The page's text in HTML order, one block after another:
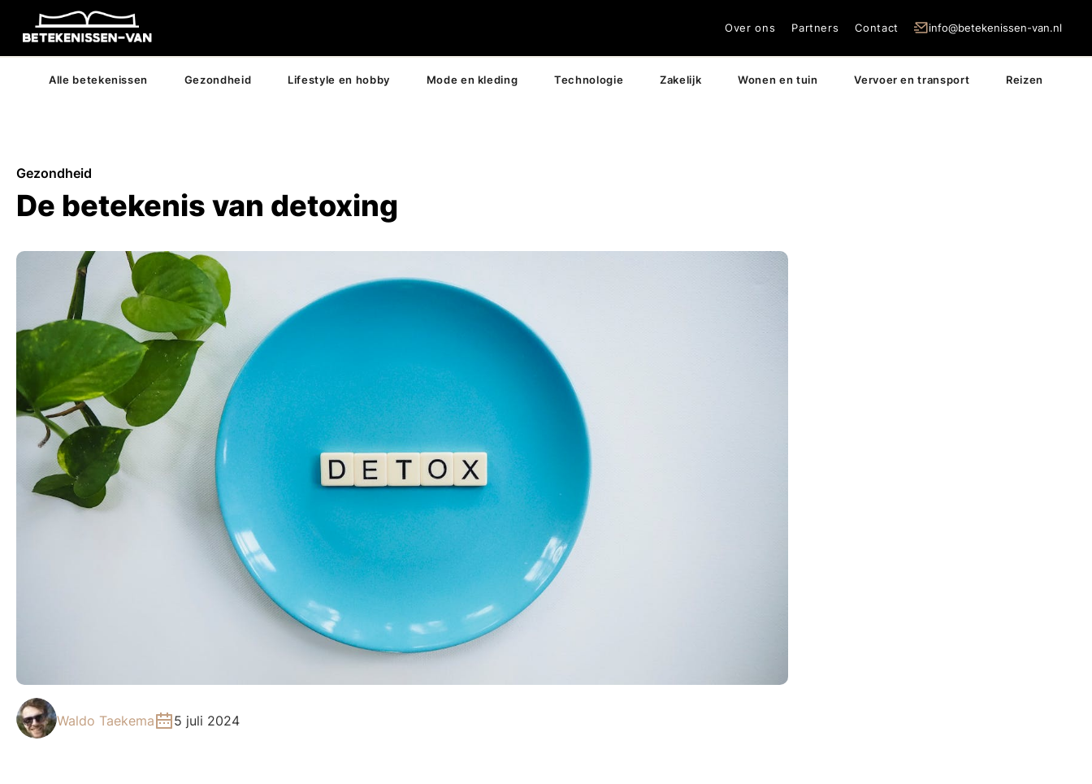
Over ons Partners Contact info@betekenissen-van.nl
Alle betekenissen Gezondheid Lifestyle en hobby Mode en kleding Technologie Zakelijk Wonen en tuin Vervoer en transport Reizen
Gezondheid
De betekenis van detoxing
Waldo Taekema 5 juli 2024